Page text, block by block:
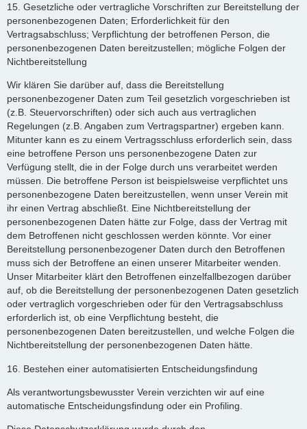
15. Gesetzliche oder vertragliche Vorschriften zur Bereitstellung der
personenbezogenen Daten; Erforderlichkeit für den
Vertragsabschluss; Verpflichtung der betroffenen Person, die
personenbezogenen Daten bereitzustellen; mögliche Folgen der
Nichtbereitstellung
Wir klären Sie darüber auf, dass die Bereitstellung
personenbezogener Daten zum Teil gesetzlich vorgeschrieben ist
(z.B. Steuervorschriften) oder sich auch aus vertraglichen
Regelungen (z.B. Angaben zum Vertragspartner) ergeben kann.
Mitunter kann es zu einem Vertragsschluss erforderlich sein, dass
eine betroffene Person uns personenbezogene Daten zur
Verfügung stellt, die in der Folge durch uns verarbeitet werden
müssen. Die betroffene Person ist beispielsweise verpflichtet uns
personenbezogene Daten bereitzustellen, wenn unser Verein mit
ihr einen Vertrag abschließt. Eine Nichtbereitstellung der
personenbezogenen Daten hätte zur Folge, dass der Vertrag mit
dem Betroffenen nicht geschlossen werden könnte. Vor einer
Bereitstellung personenbezogener Daten durch den Betroffenen
muss sich der Betroffene an einen unserer Mitarbeiter wenden.
Unser Mitarbeiter klärt den Betroffenen einzelfallbezogen darüber
auf, ob die Bereitstellung der personenbezogenen Daten gesetzlich
oder vertraglich vorgeschrieben oder für den Vertragsabschluss
erforderlich ist, ob eine Verpflichtung besteht, die
personenbezogenen Daten bereitzustellen, und welche Folgen die
Nichtbereitstellung der personenbezogenen Daten hätte.
16. Bestehen einer automatisierten Entscheidungsfindung
Als verantwortungsbewusster Verein verzichten wir auf eine
automatische Entscheidungsfindung oder ein Profiling.